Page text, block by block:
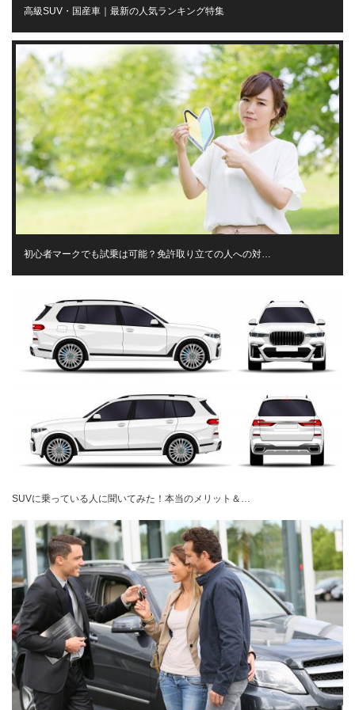
高級SUV・国産車｜最新の人気ランキング特集
初心者マークでも試乗は可能？免許取り立ての人への対…
SUVに乗っている人に聞いてみた！本当のメリット＆…